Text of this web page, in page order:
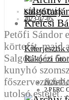
Kiterjesztik
Rákóczi
2026-07-
2 PERC
KÉRI ISTVÁN
2023-07-05
Petőfi Sándor
körtefát, majd
Salgótarján
kunyhó
főszervező
utolsó